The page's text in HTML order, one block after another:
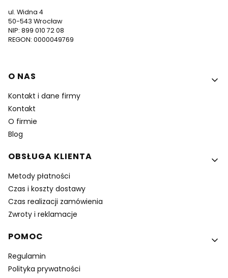
ul. Widna 4
50-543 Wrocław
NIP: 899 010 72 08
REGON: 0000049769
Linki w stopce
O NAS
Kontakt i dane firmy
Kontakt
O firmie
Blog
OBSŁUGA KLIENTA
Metody płatności
Czas i koszty dostawy
Czas realizacji zamówienia
Zwroty i reklamacje
POMOC
Regulamin
Polityka prywatności